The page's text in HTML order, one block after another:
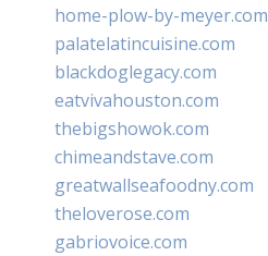
home-plow-by-meyer.com
palatelatincuisine.com
blackdoglegacy.com
eatvivahouston.com
thebigshowok.com
chimeandstave.com
greatwallseafoodny.com
theloverose.com
gabriovoice.com